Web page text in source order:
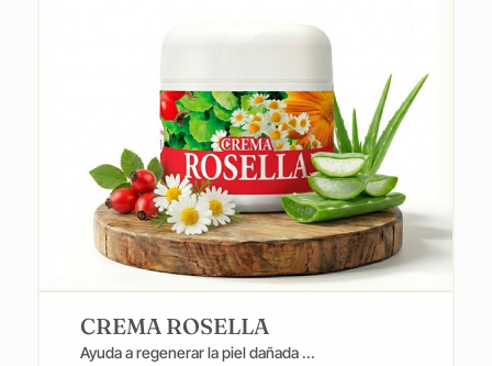
CREMA ROSELLA
Ayuda a regenerar la piel dañada ...